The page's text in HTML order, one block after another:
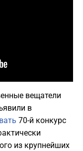
вещатели
в
70-й конкурс
из крупнейших